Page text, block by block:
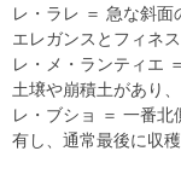
レ・ラレ ＝ 急な斜
エレガンスとフィネス
レ・メ・ランティエ
土壌や崩積土があり
レ・ブショ ＝ 一番
有し、通常最後に収穫